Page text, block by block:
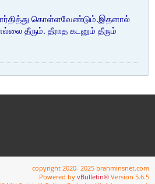
கொள்ளவேண்டும்.இதனால்
தீரும். தீராத கடனும் தீரும்
copyright 2020- 2025 brahminsnet.com
Powered by vBulletin® Version 5.6.5